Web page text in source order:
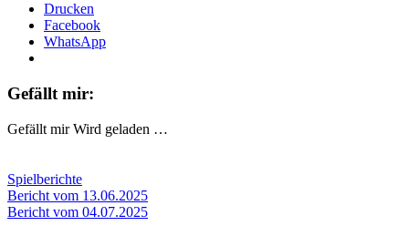
Drucken
Facebook
WhatsApp
Gefällt mir:
Gefällt mir Wird geladen …
Spielberichte
Beitragsnavigation
Bericht vom 13.06.2025
Bericht vom 04.07.2025